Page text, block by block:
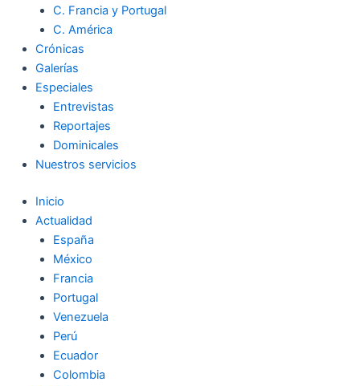
C. Francia y Portugal
C. América
Crónicas
Galerías
Especiales
Entrevistas
Reportajes
Dominicales
Nuestros servicios
Inicio
Actualidad
España
México
Francia
Portugal
Venezuela
Perú
Ecuador
Colombia